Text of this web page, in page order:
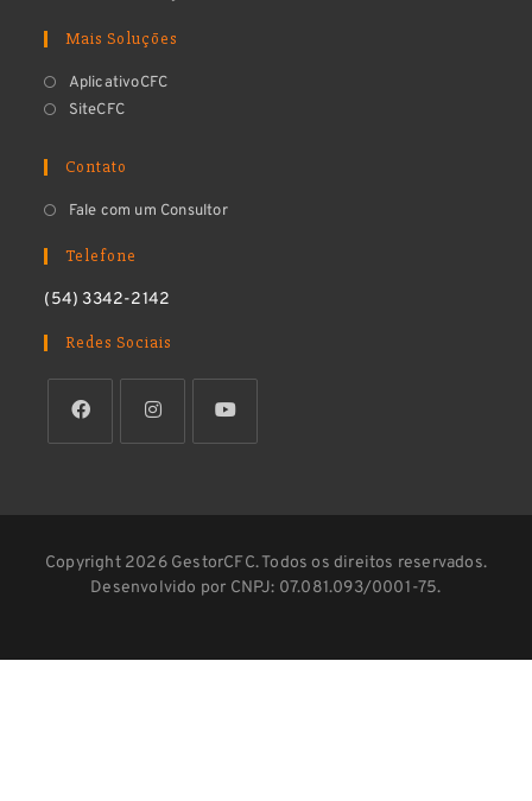
Mais Soluções
AplicativoCFC
SiteCFC
Contato
Fale com um Consultor
Telefone
(54) 3342-2142
Redes Sociais
Copyright 2026 GestorCFC. Todos os direitos reservados.
Desenvolvido por CNPJ: 07.081.093/0001-75.